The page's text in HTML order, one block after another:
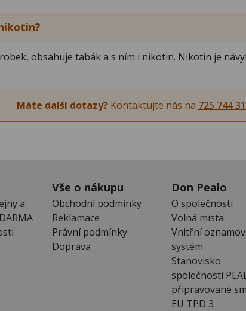
obsahuje tabák a s ním i nikotin. Nikotin je
Máte další dotazy? Kontaktujte nás na 725 744
a
Vše o nákupu
Obchodní podmínky
Reklamace
Právní podmínky
Doprava
Don Pealo
O společnosti
Volná místa
Vnitřní
systém
Stanovisko
společnosti
připravované
EU TPD 3